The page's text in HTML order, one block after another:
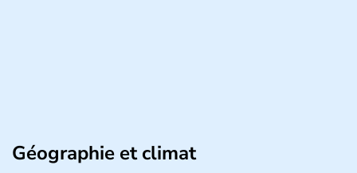
Géographie et climat